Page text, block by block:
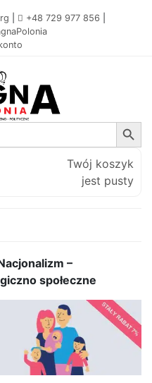
+48 729 977 856
Search Button
Twój koszyk
jest pusty
–
społeczne